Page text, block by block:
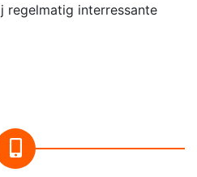
regelmatig interressante